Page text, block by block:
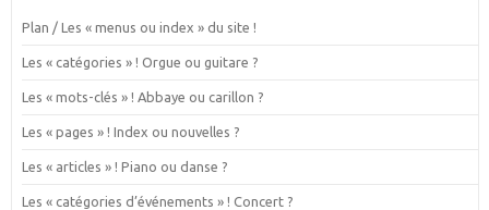
Plan / Les « menus ou index » du site !
Les « catégories » ! Orgue ou guitare ?
Les « mots-clés » ! Abbaye ou carillon ?
Les « pages » ! Index ou nouvelles ?
Les « articles » ! Piano ou danse ?
Les « catégories d’événements » ! Concert ?